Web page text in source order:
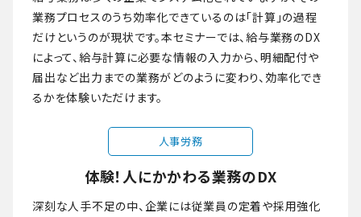
業務プロセスのうち効率化できているのは「計算」の過程
だけというのが現状です。本セミナーでは、給与業務のDX
によって、給与計算に必要な情報の入力から、明細配付や
届出など出力までの業務がどのように変わり、効率化でき
るかを体験いただけます。
人事労務
体験！人にかかわる業務のDX
深刻な人手不足の中、企業には従業員の定着や採用強化